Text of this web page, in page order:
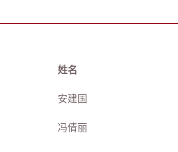
姓名
安建国
冯倩丽